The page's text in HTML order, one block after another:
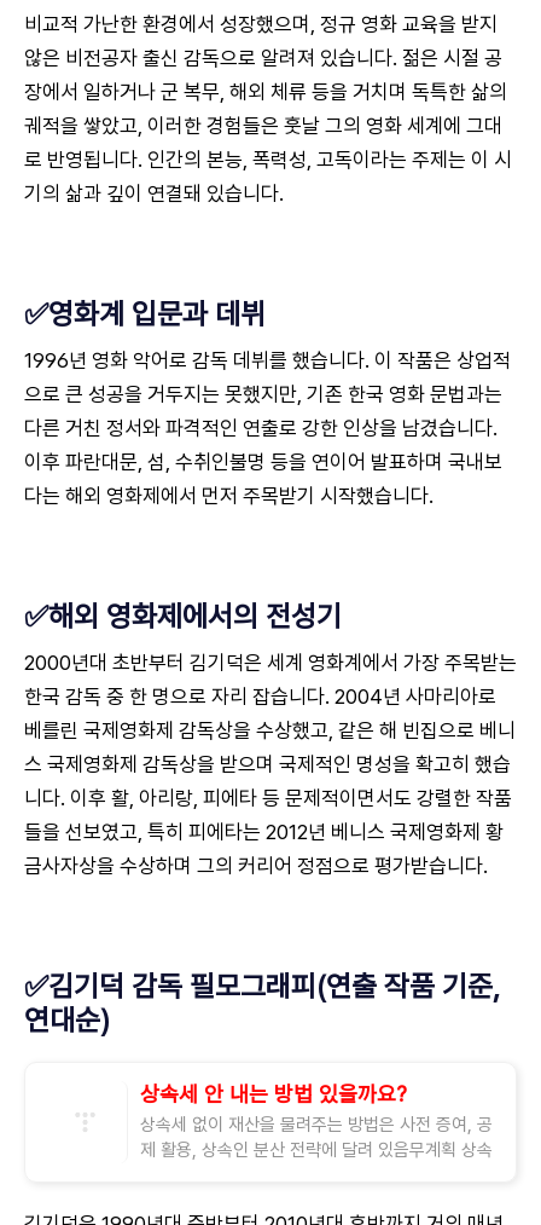
비교적 가난한 환경에서 성장했으며, 정규 영화 교육을 받지
않은 비전공자 출신 감독으로 알려져 있습니다. 젊은 시절 공
장에서 일하거나 군 복무, 해외 체류 등을 거치며 독특한 삶의
궤적을 쌓았고, 이러한 경험들은 훗날 그의 영화 세계에 그대
로 반영됩니다. 인간의 본능, 폭력성, 고독이라는 주제는 이 시
기의 삶과 깊이 연결돼 있습니다.
✅영화계 입문과 데뷔
1996년 영화 악어로 감독 데뷔를 했습니다. 이 작품은 상업적
으로 큰 성공을 거두지는 못했지만, 기존 한국 영화 문법과는
다른 거친 정서와 파격적인 연출로 강한 인상을 남겼습니다.
이후 파란대문, 섬, 수취인불명 등을 연이어 발표하며 국내보
다는 해외 영화제에서 먼저 주목받기 시작했습니다.
✅해외 영화제에서의 전성기
2000년대 초반부터 김기덕은 세계 영화계에서 가장 주목받는
한국 감독 중 한 명으로 자리 잡습니다. 2004년 사마리아로
베를린 국제영화제 감독상을 수상했고, 같은 해 빈집으로 베니
스 국제영화제 감독상을 받으며 국제적인 명성을 확고히 했습
니다. 이후 활, 아리랑, 피에타 등 문제적이면서도 강렬한 작품
들을 선보였고, 특히 피에타는 2012년 베니스 국제영화제 황
금사자상을 수상하며 그의 커리어 정점으로 평가받습니다.
✅김기덕 감독 필모그래피(연출 작품 기준,
연대순)
상속세 안 내는 방법 있을까요?
상속세 없이 재산을 물려주는 방법은 사전 증여, 공
제 활용, 상속인 분산 전략에 달려 있음무계획 상속